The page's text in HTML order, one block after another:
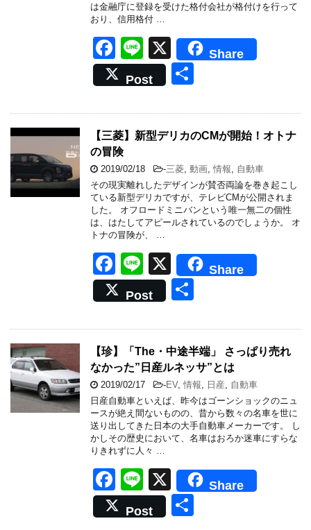
は金融庁に登録を受けた格付会社が格付けを行って
おり、信用格付 …
F
a
c
e
b
o
o
k
Li
n
e
X
Share
Post
【三菱】新型デリカのCMが開始！オトナ
の冒険
2019/02/18 -三菱 動画 情報
自動車
その現実離れしたデザインが賛否両論を巻き起こし
ている新型デリカですが、テレビCMが公開されま
した。 オフロードミニバンという唯一無二の個性
は、はたしてアピールされているのでしょうか。 オ
トナの冒険が、 …
F
a
c
e
b
o
o
k
Li
n
e
X
Share
Post
【珍】「The・中途半端」 さっぱり売れ
なかった”日産ルネッサ”とは
2019/02/17 -EV, 情報 日産
自動車
日産自動車といえば、昨今はゴーンショックのニュ
ースが絶え間ないものの、昔から数々の名車を世に
送り出してきた日本の大手自動車メーカーです。 し
かしその歴史において、名車はおろか迷車にすらな
りきれずに人々 …
F
a
c
Li
n
e
X
Share
Post